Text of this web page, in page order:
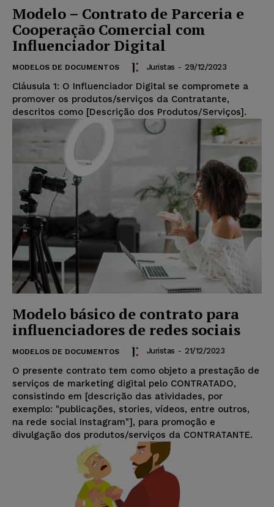
Modelo – Contrato de Parceria e
Cooperação Comercial com
Influenciador Digital
MODELOS DE DOCUMENTOS Juristas - 29/12/2023
Cláusula 1: O Influenciador Digital se compromete a
promover os produtos/serviços da Contratante,
descritos como [Descrição dos Produtos/Serviços].
Modelo básico de contrato para
influenciadores de redes sociais
MODELOS DE DOCUMENTOS Juristas - 21/12/2023
O presente contrato tem como objeto a prestação de
serviços de marketing digital pelo CONTRATADO,
consistindo em [descrição das atividades, por
exemplo: "publicações, stories, vídeos, entre outros,
na rede social Instagram"], para promoção e
divulgação dos produtos/serviços da CONTRATANTE.